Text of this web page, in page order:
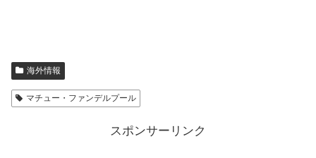
海外情報
マチュー・ファンデルプール
スポンサーリンク